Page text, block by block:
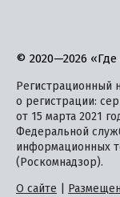
© 2020—2026
Регистрационный
о регистрации:
от 15 марта 2021
Федеральной
информационных
(Роскомнадзор).
О сайте